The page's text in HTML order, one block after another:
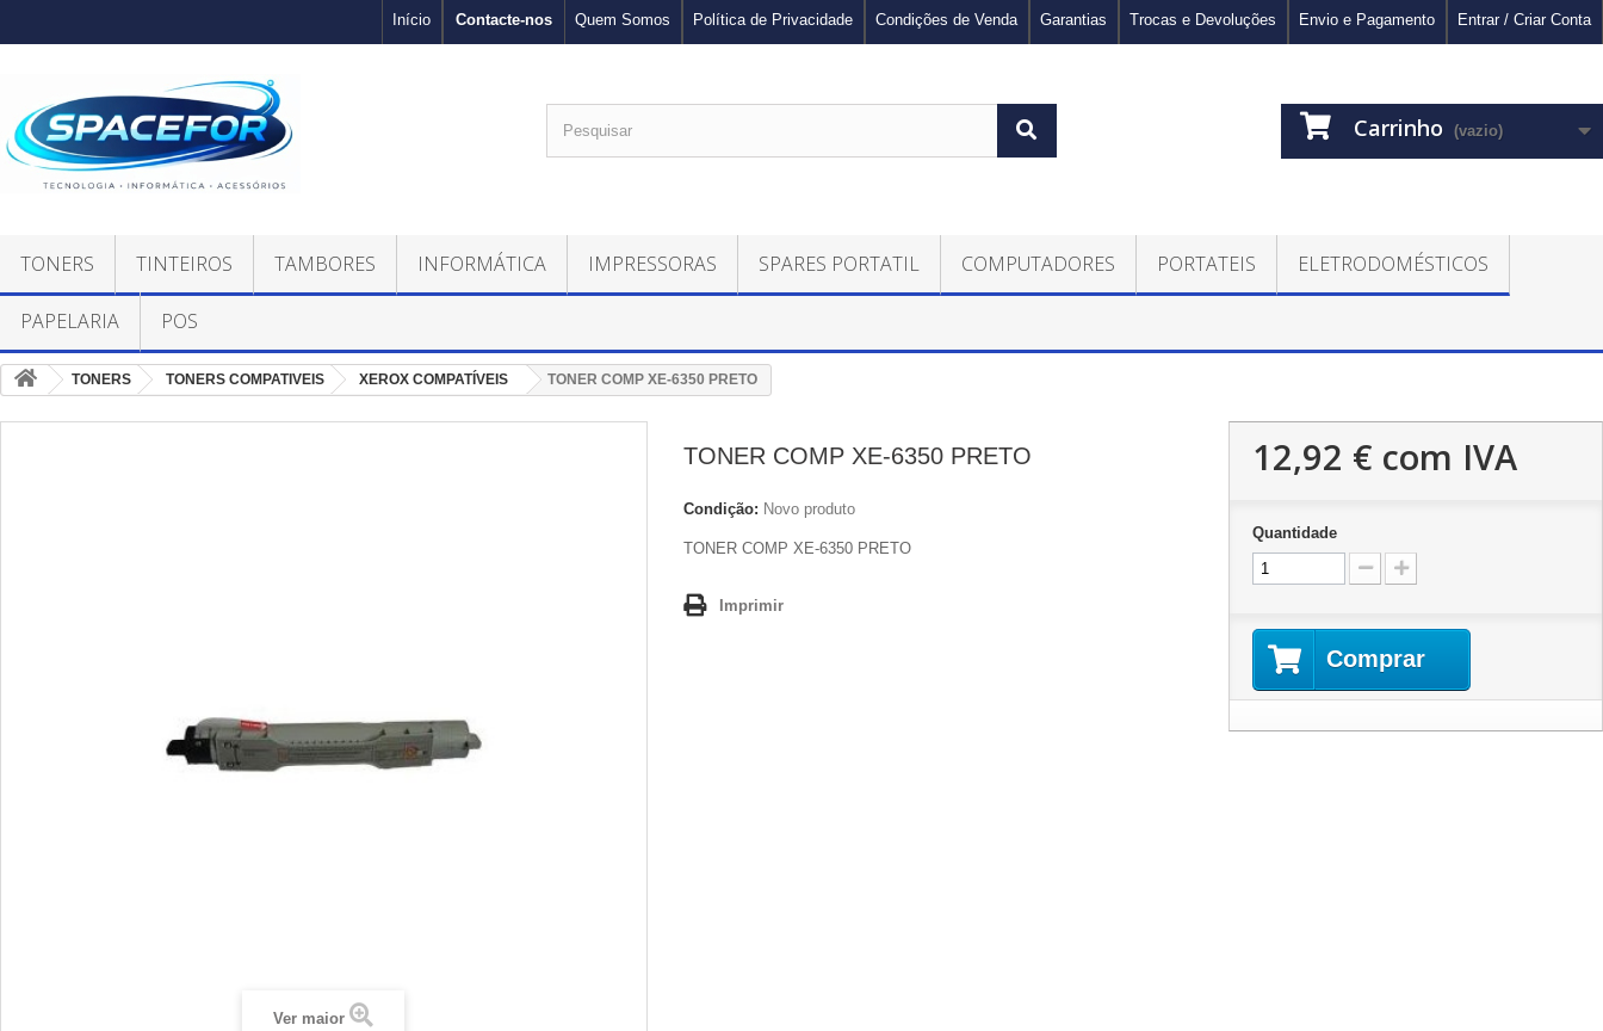
Entrar / Criar Conta
Envio e Pagamento
Trocas e Devoluções
Garantias
Condições de Venda
Política de Privacidade
Quem Somos
Contacte-nos
Início
Carrinho (vazio)
TONERS TINTEIROS TAMBORES INFORMÁTICA IMPRESSORAS SPARES PORTATIL COMPUTADORES PORTATEIS ELETRODOMÉSTICOS
PAPELARIA POS
TONERS TONERS COMPATIVEIS XEROX COMPATÍVEIS TONER COMP XE-6350 PRETO
Ver maior
TONER COMP XE-6350 PRETO
Condição: Novo produto
TONER COMP XE-6350 PRETO
Imprimir
12,92 € com IVA
Quantidade
Comprar